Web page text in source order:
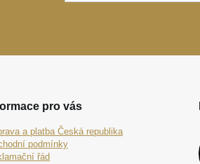
pro vás
a platba Česká republika
podmínky
řád